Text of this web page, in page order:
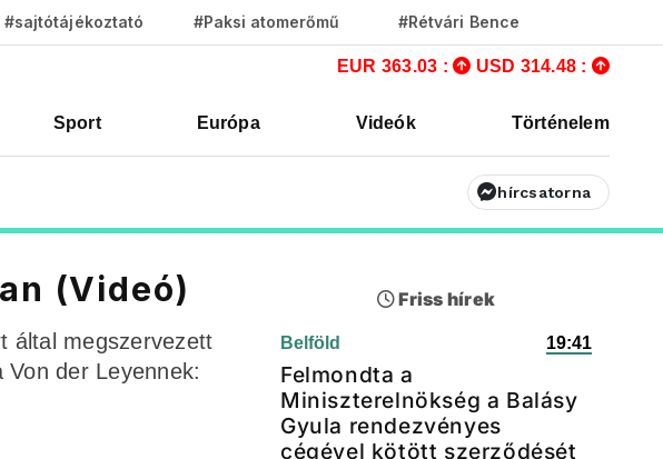
#sajtótájékoztató #Paksi atomerőmű #Rétvári Bence
EUR 363.03 : USD 314.48 :
Sport Európa Videók Történelem
hírcsatorna
(Videó)
által megszervezett
der Leyennek:
Friss hírek
Belföld 19:41
Felmondta a
Miniszterelnökség a Balásy
Gyula rendezvényes
cégével kötött szerződését